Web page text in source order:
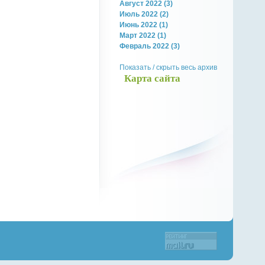
Август 2022 (3)
Июль 2022 (2)
Июнь 2022 (1)
Март 2022 (1)
Февраль 2022 (3)
Показать / скрыть весь архив
Карта сайта